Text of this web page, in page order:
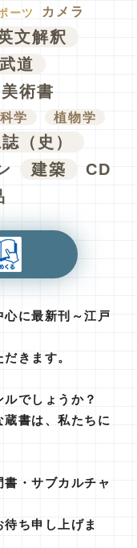
ーツ カメラ
文解釈
武道
術書
学 植物学
（史）
建築
CD
に最新刊～江戸
きます。
でしょうか？
書は、私たちに
・サブカルチャ
ち申し上げま